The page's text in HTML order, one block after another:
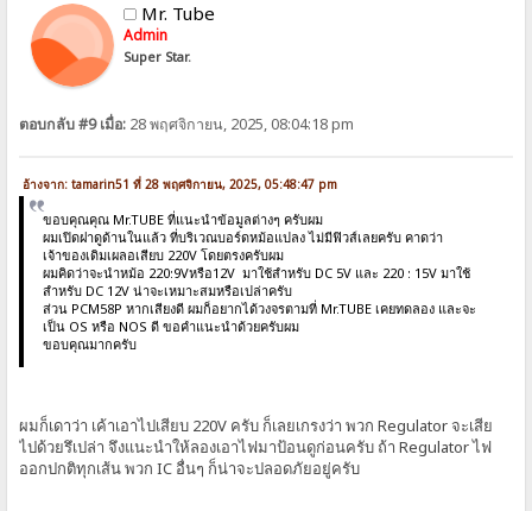
Mr. Tube
Admin
Super Star.
ตอบกลับ #9 เมื่อ: 28 พฤศจิกายน, 2025, 08:04:18 pm
อ้างจาก: tamarin51 ที่ 28 พฤศจิกายน, 2025, 05:48:47 pm
ขอบคุณคุณ Mr.TUBE ที่แนะนำข้อมูลต่างๆ ครับผม
ผมเปิดฝาดูด้านในแล้ว ที่บริเวณบอร์ดหม้อแปลง ไม่มีฟิวส์เลยครับ คาดว่า
เจ้าของเดิมเผลอเสียบ 220V โดยตรงครับผม
ผมคิดว่าจะนำหม้อ 220:9Vหรือ12V มาใช้สำหรับ DC 5V และ 220 : 15V มาใช้
สำหรับ DC 12V น่าจะเหมาะสมหรือเปล่าครับ
ส่วน PCM58P หากเสียงดี ผมก็อยากได้วงจรตามที่ Mr.TUBE เคยทดลอง และจะ
เป็น OS หรือ NOS ดี ขอคำแนะนำด้วยครับผม
ขอบคุณมากครับ
ผมก็เดาว่า เค้าเอาไปเสียบ 220V ครับ ก็เลยเกรงว่า พวก Regulator จะเสีย
ไปด้วยรึเปล่า จึงแนะนำให้ลองเอาไฟมาป้อนดูก่อนครับ ถ้า Regulator ไฟ
ออกปกติทุกเส้น พวก IC อื่นๆ ก็น่าจะปลอดภัยอยู่ครับ